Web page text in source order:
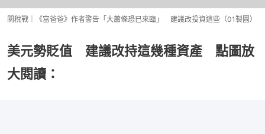
關稅戰｜《富爸爸》作者警告「大蕭條恐已來臨」 建議改投資這些（01製圖）
美元勢貶值 建議改持這幾種資產 點圖放
大閱讀：